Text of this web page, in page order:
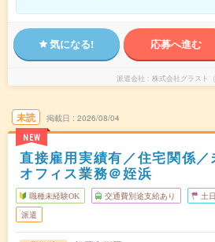
気になる! 応募へ進む
派遣会社 株式会社グラスト（
未読
NEW
掲載日 2026/08/04
直接雇用実績有／住宅関係
オフィス業務＠姪浜
職種未経験OK 交通費別途支給あり 土
派遣